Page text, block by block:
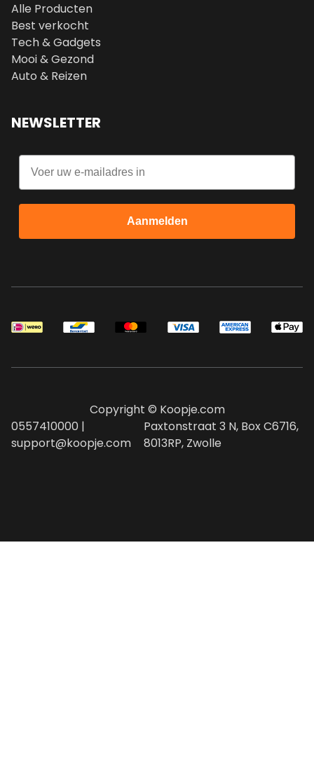
Alle Producten
Best verkocht
Tech & Gadgets
Mooi & Gezond
Auto & Reizen
NEWSLETTER
Email
Aanmelden
Copyright © Koopje.com
0557410000 |
support@koopje.com
Paxtonstraat 3 N, Box C6716,
8013RP, Zwolle